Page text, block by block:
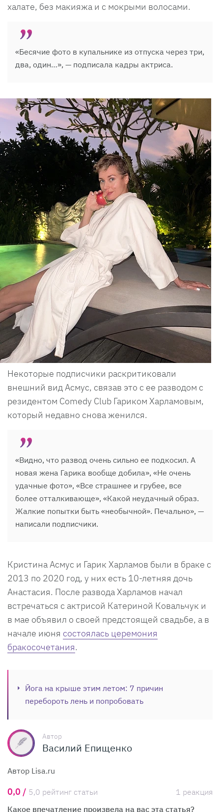
халате, без макияжа и с мокрыми волосами.
«Бесячие фото в купальнике из отпуска через три,
два, один…», — подписала кадры актриса.
Некоторые подписчики раскритиковали
внешний вид Асмус, связав это с ее разводом с
резидентом Comedy Club Гариком Харламовым,
который недавно снова женился.
«Видно, что развод очень сильно ее подкосил. А
новая жена Гарика вообще добила», «Не очень
удачные фото», «Все страшнее и грубее, все
более отталкивающе», «Какой неудачный образ.
Жалкие попытки быть «необычной». Печально», —
написали подписчики.
Кристина Асмус и Гарик Харламов были в браке с
2013 по 2020 год, у них есть 10-летняя дочь
Анастасия. После развода Харламов начал
встречаться с актрисой Катериной Ковальчук и
в мае объявил о своей предстоящей свадьбе, а в
начале июня состоялась церемония
бракосочетания.
Йога на крыше этим летом: 7 причин
перебороть лень и попробовать
Автор
Василий Епищенко
Автор Lisa.ru
0,0 / 5,0 рейтинг статьи
1 реакция
Какое впечатление произвела на вас эта статья?